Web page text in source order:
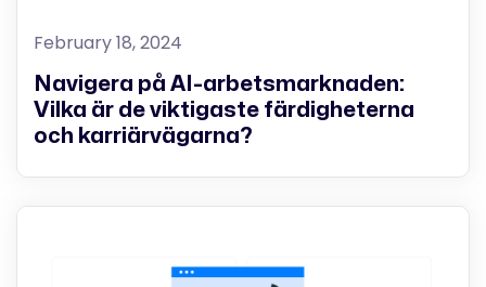
February 18, 2024
Navigera på AI-arbetsmarknaden:
Vilka är de viktigaste färdigheterna
och karriärvägarna?